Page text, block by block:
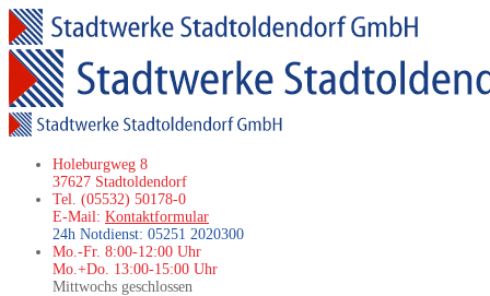
Holeburgweg 8
37627 Stadtoldendorf
Tel. (05532) 50178-0
E-Mail: Kontaktformular
24h Notdienst: 05251 2020300
Mo.-Fr. 8:00-12:00 Uhr
Mo.+Do. 13:00-15:00 Uhr
Mittwochs geschlossen